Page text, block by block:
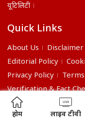
यूटिलिटी
Quick Links
About Us Disclaimer
Editorial Policy
Privacy Policy
Verification & Fact
©2026 India Daily. All
होम लाइव टीवी